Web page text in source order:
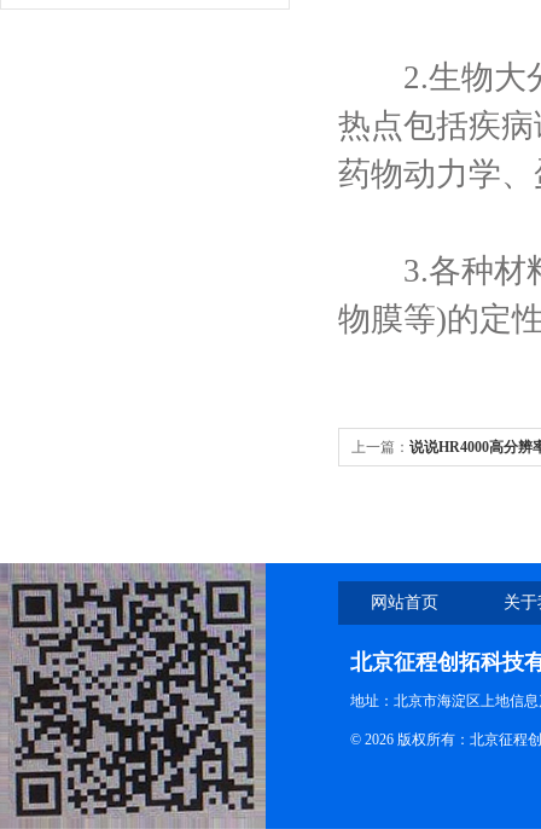
2.生物大分
热点包括疾
药物动力学
3.各种材料
物膜等)的定
上一篇： 说说HR4000高分辨
网站首页 关
北京征程创拓科技
地址：北京市海淀区上地信
© 2026 版权所有：北京征程